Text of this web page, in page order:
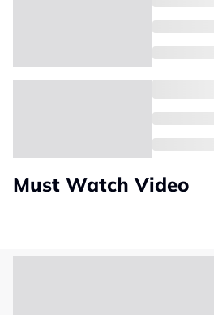
Must Watch Video